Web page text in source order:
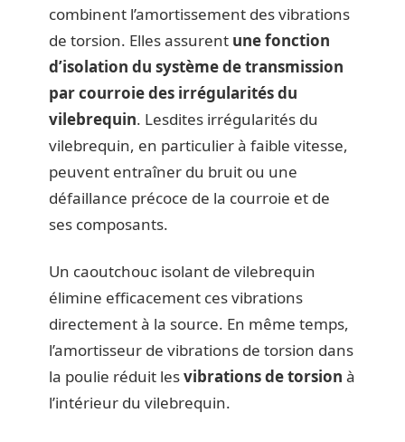
combinent l’amortissement des vibrations
de torsion. Elles assurent une fonction
d’isolation du système de transmission
par courroie des irrégularités du
vilebrequin. Lesdites irrégularités du
vilebrequin, en particulier à faible vitesse,
peuvent entraîner du bruit ou une
défaillance précoce de la courroie et de
ses composants.
Un caoutchouc isolant de vilebrequin
élimine efficacement ces vibrations
directement à la source. En même temps,
l’amortisseur de vibrations de torsion dans
la poulie réduit lesvibrations de torsion à
l’intérieur du vilebrequin.